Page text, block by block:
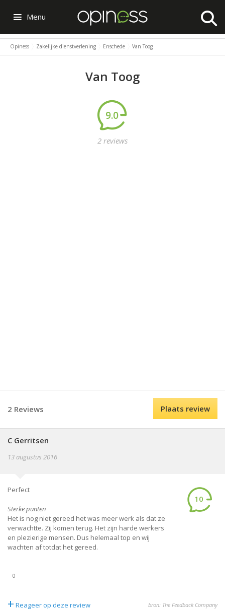
Menu
Opiness Zakelijke dienstverlening Enschede Van Toog
Van Toog
9.0
2 reviews
2 Reviews Plaats review
C Gerritsen
13 augustus 2016
Perfect
Sterke punten
Het is nog niet gereed het was meer werk als dat ze
verwachtte. Zij komen terug. Het zijn harde werkers
en plezierige mensen. Dus helemaal top en wij
wachten af totdat het gereed.
10
0
+ Reageer op deze review bron: The Feedback Company